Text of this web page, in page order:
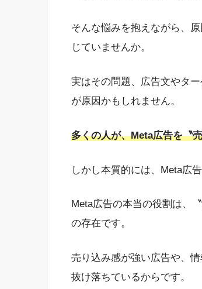
そんな悩みを抱えながら、
じていませんか。
実はその問題、広告文やター
が原因かもしれません。
多くの人が、Meta広告を〝
しかし本質的には、Meta広
Meta広告の本当の役割は、
の存在です。
売り込み感が強い広告や、
抜け落ちているからです。